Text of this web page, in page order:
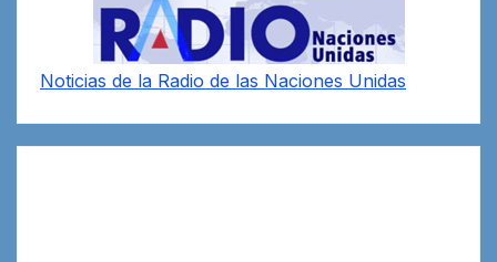
Noticias de la Radio de las Naciones Unidas